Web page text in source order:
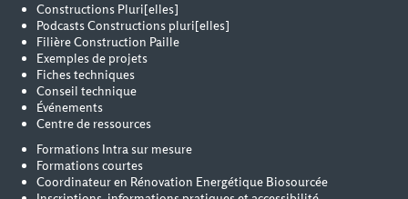
Constructions Pluri[elles]
Podcasts Constructions pluri[elles]
Filière Construction Paille
Exemples de projets
Fiches techniques
Conseil technique
Événements
Centre de ressources
Formations Intra sur mesure
Formations courtes
Coordinateur en Rénovation Energétique Biosourcée